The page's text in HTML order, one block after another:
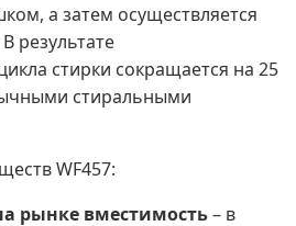
а затем осуществляется
результате
стирки сокращается на 25
стиральными
WF457:
рынке вместимость– в